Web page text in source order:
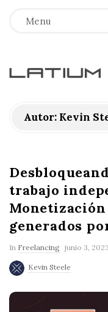
Menu
L
i
u
m
F
r
Autor: Kevin
trabajo
generados
In Freelancing junio 3, 2023
Kevin Steele